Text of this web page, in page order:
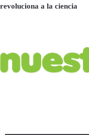
revoluciona a la ciencia